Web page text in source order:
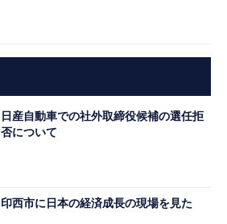
日産自動車での社外取締役候補の選任拒
否について
印西市に日本の経済成長の現場を見た